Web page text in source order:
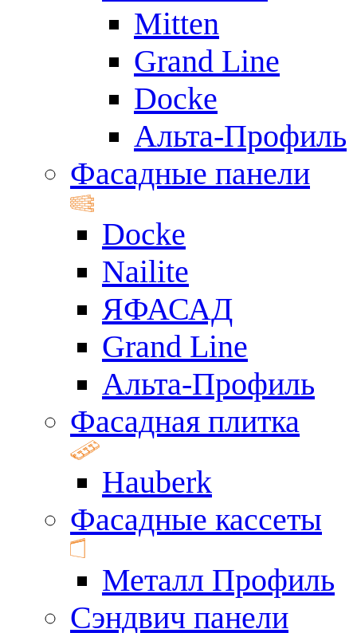
Mitten
Grand Line
Docke
Альта-Профиль
Фасадные панели
Docke
Nailite
ЯФАСАД
Grand Line
Альта-Профиль
Фасадная плитка
Hauberk
Фасадные кассеты
Металл Профиль
Сэндвич панели